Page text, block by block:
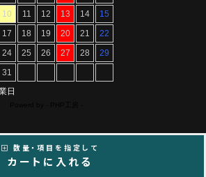
©ARTIF All Rights Reserved.
数量・項目を指定して
カートに入れる